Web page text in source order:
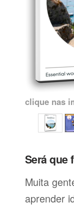
clique nas
Será que
Muita
aprender